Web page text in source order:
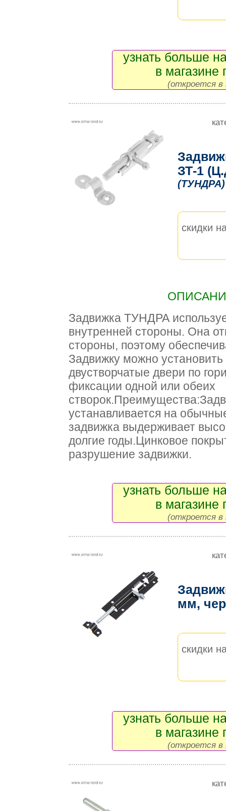
узнать больше
в магазине
(откроется в
ЗТ-1
(ТУНДРА)
скидки
Задвижка ТУНДРА
внутренней стороны. Она
стороны, поэтому
Задвижку можно
двустворчатые двери по
фиксации одной или обеих
устанавливается на
задвижка выдерживает
долгие годы.Цинковое
разрушение задвижки.
узнать больше
в магазине
(откроется в
мм,
скидки
узнать больше
в магазине
(откроется в